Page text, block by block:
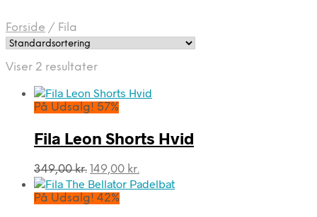
Forside / Fila
Viser 2 resultater
På Udsalg! 57%
Fila Leon Shorts Hvid
349,00kr. Den
oprindelige
pris
149,00 kr.
aktuelle
På Udsalg! 42%